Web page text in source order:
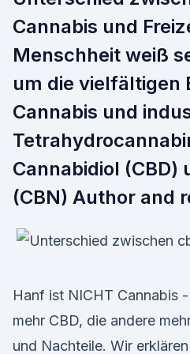
Cannabis und
Menschheit weiß
um die vielfältigen
Cannabis und
Cannabidiol (CBD)
(CBN) Author and
Hanf ist NICHT Cannabis
mehr CBD, die andere
und Nachteile. Wir